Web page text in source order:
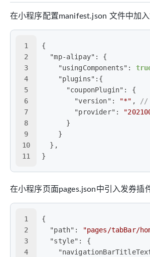
在小程序配置manifest.json 文件中加
1
2
3
4
5
6
7
8
9
10
11
{
"mp-alipay" :
{
"usingComponents" :
"plugins" : {
"couponPlugin" :
{
"version" : "*" ,
//
"provider" :
}
}
} ,
}
在小程序页面pages.json中引入发券插
1
2
3
4
{
"path" : "pages/tabBar/
"style" :
{